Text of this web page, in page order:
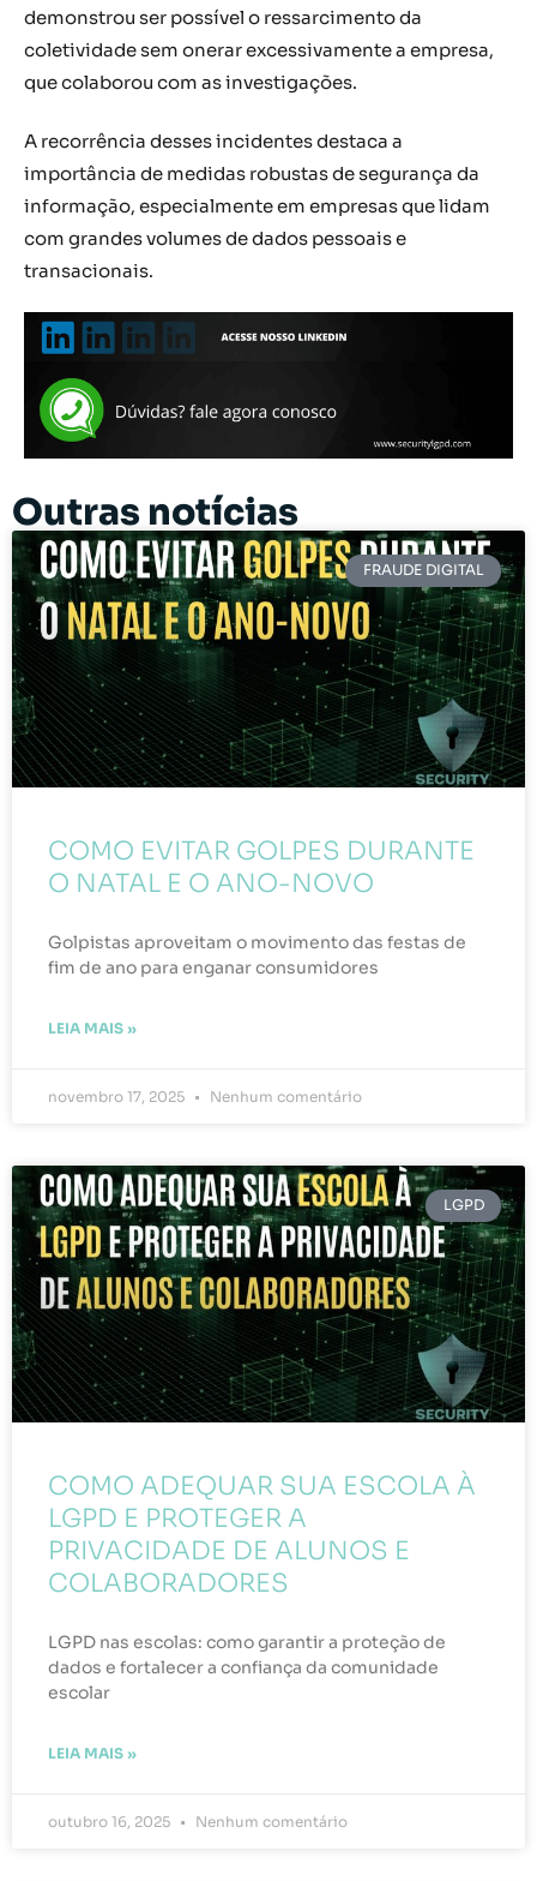
demonstrou ser possível o ressarcimento da
coletividade sem onerar excessivamente a empresa,
que colaborou com as investigações.
A recorrência desses incidentes destaca a
importância de medidas robustas de segurança da
informação, especialmente em empresas que lidam
com grandes volumes de dados pessoais e
transacionais.
Outras notícias
FRAUDE DIGITAL
COMO EVITAR GOLPES DURANTE
O NATAL E O ANO-NOVO
Golpistas aproveitam o movimento das festas de
fim de ano para enganar consumidores
LEIA MAIS »
novembro 17, 2025 Nenhum comentário
LGPD
COMO ADEQUAR SUA ESCOLA À
LGPD E PROTEGER A
PRIVACIDADE DE ALUNOS E
COLABORADORES
LGPD nas escolas: como garantir a proteção de
dados e fortalecer a confiança da comunidade
escolar
LEIA MAIS »
outubro 16, 2025 Nenhum comentário